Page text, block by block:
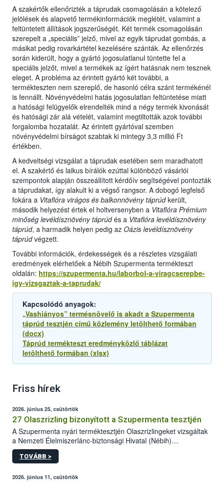
A szakértők ellenőrizték a táprudak csomagolásán a kötelező
jelölések és alapvető termékinformációk meglétét, valamint a
feltüntetett állítások jogszerűségét. Két termék csomagolásán
szerepelt a „speciális” jelző, mivel az egyik táprudat gombás, a
másikat pedig rovarkártétel kezelésére szánták. Az ellenőrzés
során kiderült, hogy a gyártó jogosulatlanul tüntette fel a
speciális jelzőt, mivel a termékek az ígért hatásnak nem tesznek
eleget. A probléma az érintett gyártó két további, a
termékteszten nem szereplő, de hasonló célra szánt termékénél
is fennállt. Növényvédelmi hatás jogosulatlan feltüntetése miatt
a hatósági felügyelők elrendelték mind a négy termék kivonását
és hatósági zár alá vételét, valamint megtiltották azok további
forgalomba hozatalát. Az érintett gyártóval szemben
növényvédelmi bírságot szabtak ki mintegy 3,3 millió Ft
értékben.
A kedveltségi vizsgálat a táprudak esetében sem maradhatott
el. A szakértő és laikus bírálók ezúttal különböző vásárlói
szempontok alapján összeállított kérdőív segítségével pontozták
a táprudakat, így alakult ki a végső rangsor. A dobogó legfelső
fokára a Vitaflóra virágos és balkonnövény táprúdkerült,
második helyezést értek el holtversenyben a Vitaflóra Prémium
minőség levéldísznövény táprúdés a Vitaflóra levéldísznövény
táprúd, a harmadik helyen pedig az Oázis levéldísznövény
táprúdvégzett.
További információk, érdekességek és a részletes vizsgálati
eredmények elérhetőek a Nébih Szupermenta termékteszt
oldalán: https://szupermenta.hu/laborbol-a-viragcserepbe-
igy-vizsgaztak-a-taprudak/
Kapcsolódó anyagok:
„Vashiányos” termésnövelő is akadt a Szupermenta
táprúd tesztjén című közlemény letölthető formában
(docx)
Táprúd termékteszt eredményközlő táblázat
letölthető formában (xlsx)
Friss hírek
2026. június 25, csütörtök
27 Olaszrizling bizonyított a Szupermenta tesztjén
A Szupermenta nyári terméktesztjén Olaszrizlingeket vizsgáltak
a Nemzeti Élelmiszerlánc-biztonsági Hivatal (Nébih)
szakemberei. Összesen 27 bor került „nagyító alá”, melyek az
élelmiszerbiztonsági és -minőségi vizsgálatok, valamint a
vizsgálaton az is kiderült, melyek a kóstolók által
TOVÁBB >
2026. június 11, csütörtök